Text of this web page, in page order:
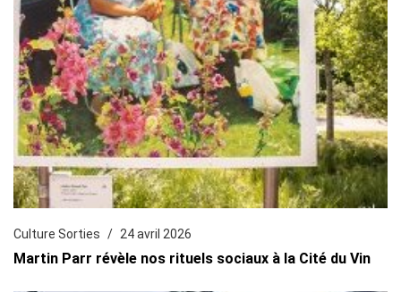
Culture Sorties 24 avril 2026
Martin Parr révèle nos rituels sociaux à la Cité du Vin